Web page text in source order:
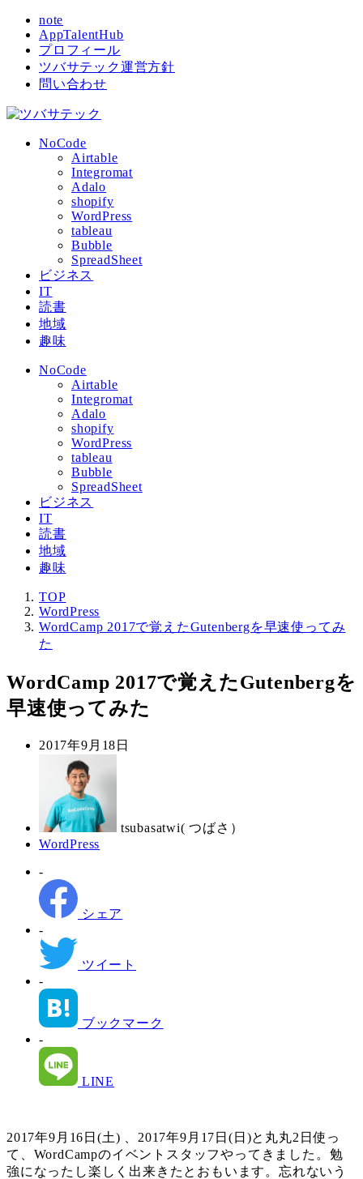
note
AppTalentHub
プロフィール
ツバサテック運営方針
問い合わせ
NoCode
Airtable
Integromat
Adalo
shopify
WordPress
tableau
Bubble
SpreadSheet
ビジネス
IT
読書
地域
趣味
NoCode
Airtable
Integromat
Adalo
shopify
WordPress
tableau
Bubble
SpreadSheet
ビジネス
IT
読書
地域
趣味
TOP
WordPress
WordCamp 2017で覚えたGutenbergを早速使ってみ
た
WordCamp 2017で覚えたGutenbergを
早速使ってみた
投
2017年9月18日
tsubasatwi( つばさ）
カ
ゴ
リ
ー
WordPress
-
シェア
-
ツイート
-
ブックマーク
-
LINE
2017年9月16日(土) 、2017年9月17日(日)と丸丸2日使っ
て、WordCampのイベントスタッフやってきました。勉
強になったし楽しく出来きたとおもいます。忘れないう